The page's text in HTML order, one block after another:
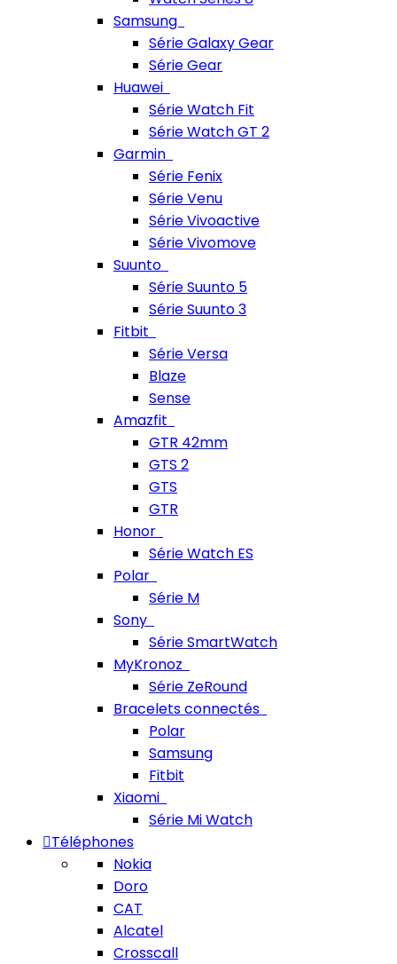
Samsung
Série Galaxy Gear
Série Gear
Huawei
Série Watch Fit
Série Watch GT 2
Garmin
Série Fenix
Série Venu
Série Vivoactive
Série Vivomove
Suunto
Série Suunto 5
Série Suunto 3
Fitbit
Série Versa
Blaze
Sense
Amazfit
GTR 42mm
GTS 2
GTS
GTR
Honor
Série Watch ES
Polar
Série M
Sony
Série SmartWatch
MyKronoz
Série ZeRound
Bracelets connectés
Polar
Samsung
Fitbit
Xiaomi
Série Mi Watch
Téléphones
Nokia
Doro
CAT
Alcatel
Crosscall